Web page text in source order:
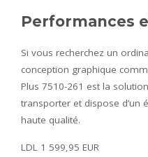
Performances
Si vous recherchez un
conception graphique
Plus 7510-261 est la
transporter et dispose d’un
haute qualité.
LDL 1 599,95 EUR